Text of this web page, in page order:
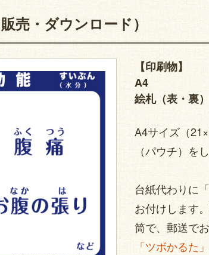
売・ダウンロード）
【印刷物】
A4
絵札（表・裏）
A4サイズ（
（パウチ）を
台紙代わりに
お付けします
筒で、郵送で
「ツボかるた